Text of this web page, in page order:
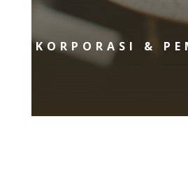
KORPORASI &